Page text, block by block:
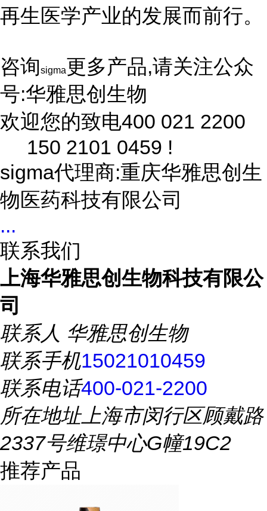
再生医学产业的发展而前行。
咨询sigma更多产品,请关注公众
号:华雅思创生物
欢迎您的致电400 021 2200
150 2101 0459 !
sigma代理商:重庆华雅思创生
物医药科技有限公司
...
联系我们
上海华雅思创生物科技有限公
司
联系人 华雅思创生物
联系手机15021010459
联系电话400-021-2200
所在地址上海市闵行区顾戴路
2337号维璟中心G幢19C2
推荐产品